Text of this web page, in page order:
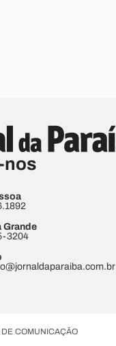
nos
Grande
3204
COMUNICAÇÃO